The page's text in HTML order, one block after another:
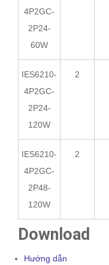
4P2GC-
2P24-
60W
IES6210-
4P2GC-
2P24-
120W
2
IES6210-
4P2GC-
2P48-
120W
2
Download
Hướng dẫn